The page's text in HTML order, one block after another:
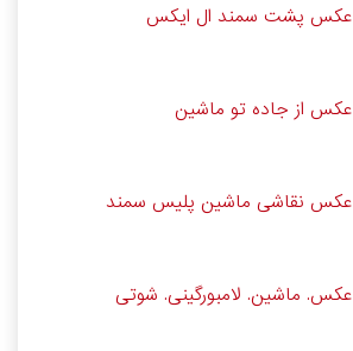
عکس پشت سمند ال ایکس
عکس از جاده تو ماشین
عکس نقاشی ماشین پلیس سمند
عکس. ماشین. لامبورگینی. شوتی